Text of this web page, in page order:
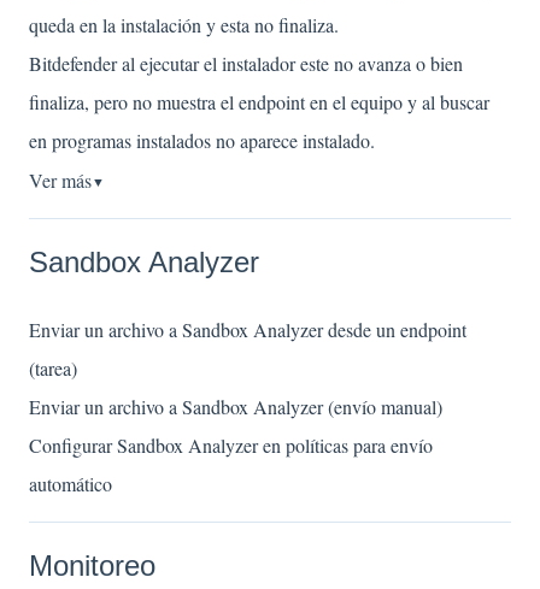
queda en la instalación y esta no finaliza.
Bitdefender al ejecutar el instalador este no avanza o bien
finaliza, pero no muestra el endpoint en el equipo y al buscar
en programas instalados no aparece instalado.
Ver más▼
Sandbox Analyzer
Enviar un archivo a Sandbox Analyzer desde un endpoint
(tarea)
Enviar un archivo a Sandbox Analyzer (envío manual)
Configurar Sandbox Analyzer en políticas para envío
automático
Monitoreo